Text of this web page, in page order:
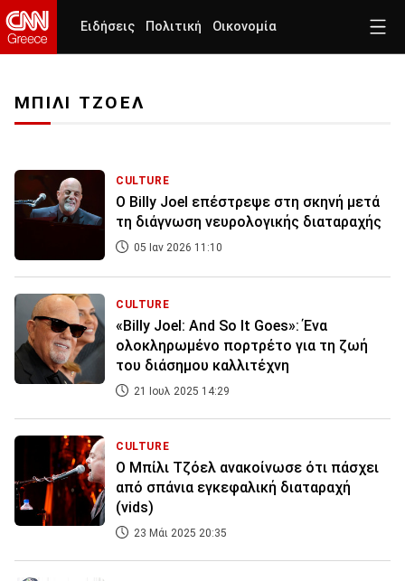
Ειδήσεις Πολιτική Οικονομία
ΜΠΙΛΙ ΤΖΟΕΛ
CULTURE
Ο Billy Joel επέστρεψε στη σκηνή μετά
τη διάγνωση νευρολογικής διαταραχής
05 Ιαν 2026 11:10
CULTURE
«Billy Joel: And So It Goes»: Ένα
ολοκληρωμένο πορτρέτο για τη ζωή
του διάσημου καλλιτέχνη
21 Ιουλ 2025 14:29
CULTURE
Ο Μπίλι Τζόελ ανακοίνωσε ότι πάσχει
από σπάνια εγκεφαλική διαταραχή
(vids)
23 Μάι 2025 20:35